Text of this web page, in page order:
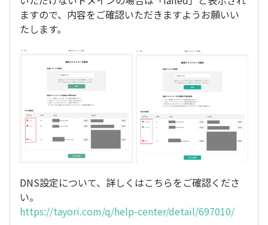
ますので、内容をご確認いただきますようお願いい
たします。
DNS設定について、詳しくはこちらをご確認くださ
い。
https://tayori.com/q/help-center/detail/697010/